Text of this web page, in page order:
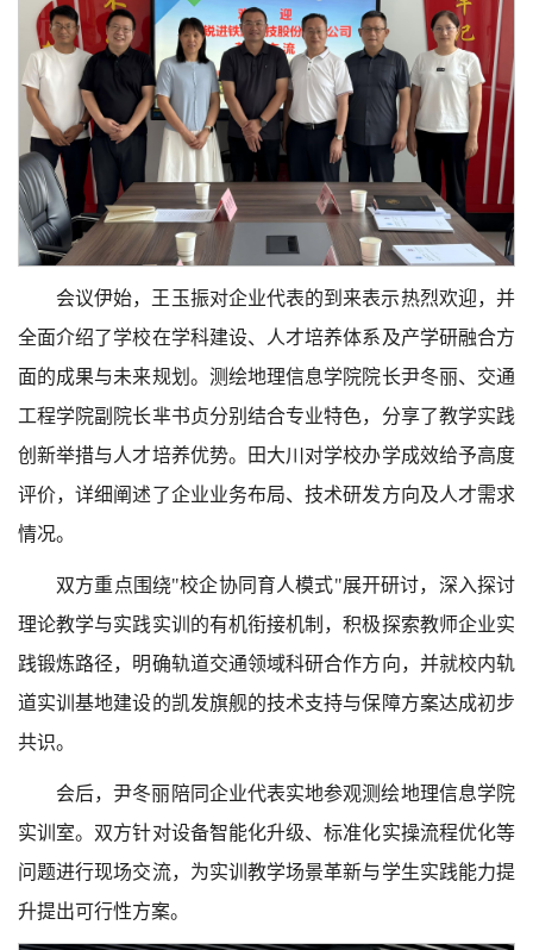
会议伊始，王玉振对企业代表的到来表示热烈欢迎，并
全面介绍了学校在学科建设、人才培养体系及产学研融合方
面的成果与未来规划。测绘地理信息学院院长尹冬丽、交通
工程学院副院长芈书贞分别结合专业特色，分享了教学实践
创新举措与人才培养优势。田大川对学校办学成效给予高度
评价，详细阐述了企业业务布局、技术研发方向及人才需求
情况。
双方重点围绕"校企协同育人模式"展开研讨，深入探讨
理论教学与实践实训的有机衔接机制，积极探索教师企业实
践锻炼路径，明确轨道交通领域科研合作方向，并就校内轨
道实训基地建设的凯发旗舰的技术支持与保障方案达成初步
共识。
会后，尹冬丽陪同企业代表实地参观测绘地理信息学院
实训室。双方针对设备智能化升级、标准化实操流程优化等
问题进行现场交流，为实训教学场景革新与学生实践能力提
升提出可行性方案。